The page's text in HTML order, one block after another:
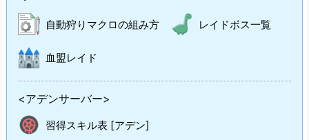
自動狩りマクロの組み方 レイドボス一覧
血盟レイド
<アデンサーバー>
習得スキル表 [アデン]